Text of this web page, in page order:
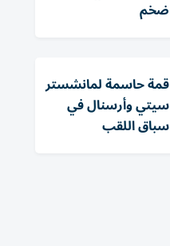
ضخم
قمة حاسمة لمانشستر
سيتي وأرسنال في
سباق اللقب